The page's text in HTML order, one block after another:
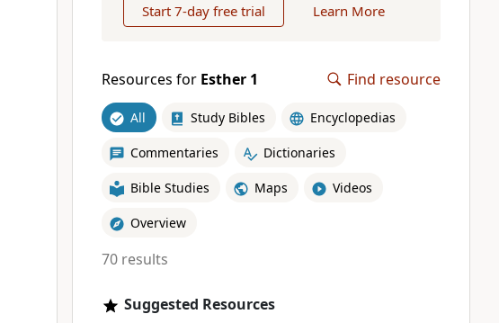
Start 7-day free trial Learn More
Resources for Esther 1 Find resource
All Study Bibles Encyclopedias
Commentaries Dictionaries
Bible Studies Maps Videos
Overview
70 results
Suggested Resources